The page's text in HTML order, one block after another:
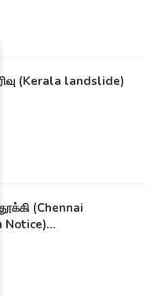
(Kerala landslide)
(Chennai
Notice)...